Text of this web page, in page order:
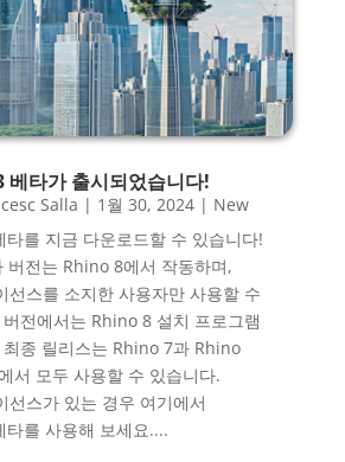
타가 출시되었습니다!
Salla | 1월 30, 2024| New
를 지금 다운로드할 수 있습니다!
버전는 Rhino 8에서 작동하며,
선스를 소지한 사용자만 사용할 수
전에서는 Rhino 8 설치 프로그램
종 릴리스는 Rhino 7과 Rhino
서 모두 사용할 수 있습니다.
선스가 있는 경우 여기에서
타를 사용해 보세요....